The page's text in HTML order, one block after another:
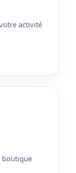
activité
boutique